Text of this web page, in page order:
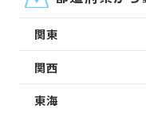
関東
関西
東海